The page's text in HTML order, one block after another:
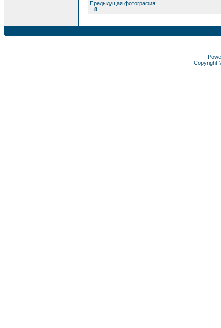
Предыдущая фотография:
8
Copyright